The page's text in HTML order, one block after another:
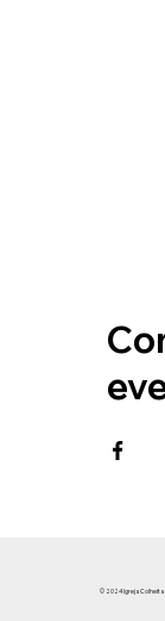
© 2024 Igreja Colheita